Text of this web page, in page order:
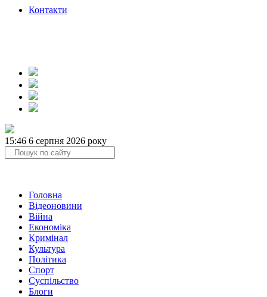
Контакти
15:46 6 серпня 2026 року
Головна
Відеоновини
Війна
Економіка
Кримінал
Культура
Політика
Спорт
Суспільство
Блоги